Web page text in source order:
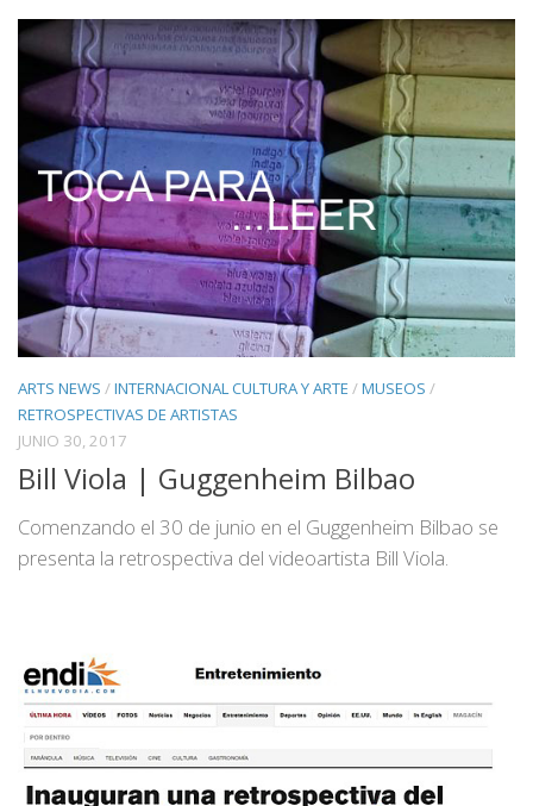
ARTS NEWS /INTERNACIONAL CULTURA Y ARTE /MUSEOS /
RETROSPECTIVAS DE ARTISTAS
JUNIO 30, 2017
Bill Viola | Guggenheim Bilbao
Comenzando el 30 de junio en el Guggenheim Bilbao se
presenta la retrospectiva del videoartista Bill Viola.